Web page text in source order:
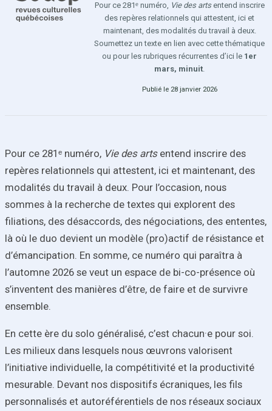
Pour ce 281ᵉ numéro, Vie des artsentend inscrire
des repères relationnels qui attestent, ici et
maintenant, des modalités du travail à deux.
Soumettez un texte en lien avec cette thématique
ou pour les rubriques récurrentes d’ici le 1er
mars, minuit.
Publié le 28 janvier 2026
Pour ce 281ᵉ numéro, Vie des artsentend inscrire des
repères relationnels qui attestent, ici et maintenant, des
modalités du travail à deux. Pour l’occasion, nous
sommes à la recherche de textes qui explorent des
filiations, des désaccords, des négociations, des ententes,
là où le duo devient un modèle (pro)actif de résistance et
d’émancipation. En somme, ce numéro qui paraîtra à
l’automne 2026 se veut un espace de bi-co-présence où
s’inventent des manières d’être, de faire et de survivre
ensemble.
En cette ère du solo généralisé, c’est chacun·e pour soi.
Les milieux dans lesquels nous œuvrons valorisent
l’initiative individuelle, la compétitivité et la productivité
mesurable. Devant nos dispositifs écraniques, les fils
personnalisés et autoréférentiels de nos réseaux sociaux